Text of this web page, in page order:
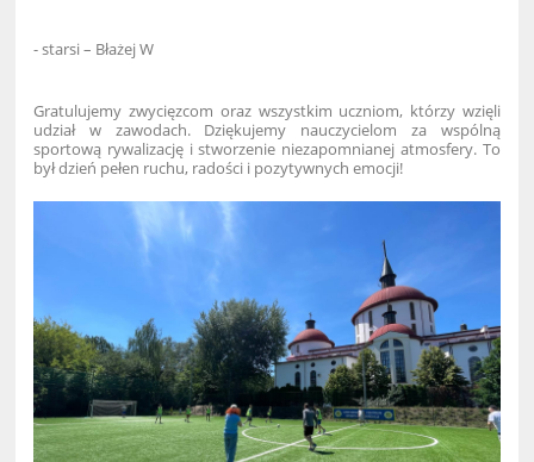
- starsi – Błażej W
Gratulujemy zwycięzcom oraz wszystkim uczniom, którzy wzięli
udział w zawodach. Dziękujemy nauczycielom za wspólną
sportową rywalizację i stworzenie niezapomnianej atmosfery. To
był dzień pełen ruchu, radości i pozytywnych emocji!